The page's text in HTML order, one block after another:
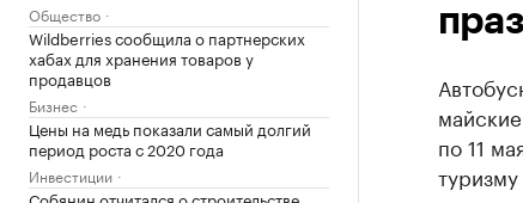
Общество
Wildberries сообщила о партнерских
хабах для хранения товаров у
продавцов
Бизнес
Цены на медь показали самый долгий
период роста с 2020 года
Инвестиции
Собянин отчитался о строительстве
по 11